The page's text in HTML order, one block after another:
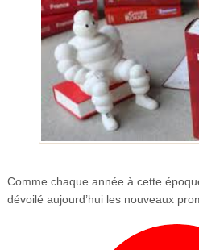
Comme chaque année à cette
dévoilé aujourd’hui les nouveaux